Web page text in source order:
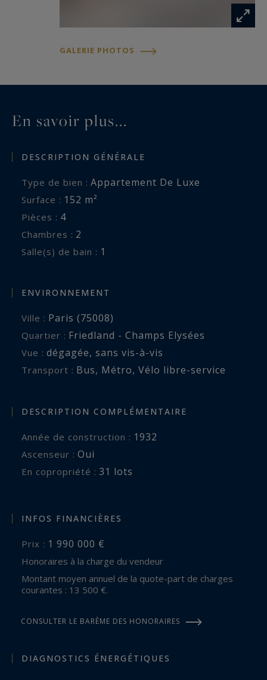
GALERIE PHOTOS
En savoir plus...
DESCRIPTION GÉNÉRALE
Type de bien : Appartement De Luxe
Surface : 152 m²
Pièces : 4
Chambres : 2
Salle(s) de bain : 1
ENVIRONNEMENT
Ville : Paris (75008)
Quartier : Friedland - Champs Elysées
Vue : dégagée, sans vis-à-vis
Transport : Bus, Métro, Vélo libre-service
DESCRIPTION COMPLÉMENTAIRE
Année de construction : 1932
Ascenseur : Oui
En copropriété : 31 lots
INFOS FINANCIÈRES
Prix : 1 990 000 €
Honoraires à la charge du vendeur
Montant moyen annuel de la quote-part de charges
courantes : 13 500 €.
CONSULTER LE BARÈME DES HONORAIRES
DIAGNOSTICS ÉNERGÉTIQUES